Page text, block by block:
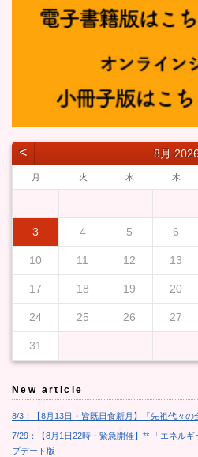
˂ 8月
月 火 水 木
3 4 5 6
10 11 12 13
17 18 19 20
24 25 26 27
31
New article
8/3：【8月13日・皆既日食新月】「先祖代々の
7/29：【8月1日22時・緊急開催】** 「エネル
プデート版